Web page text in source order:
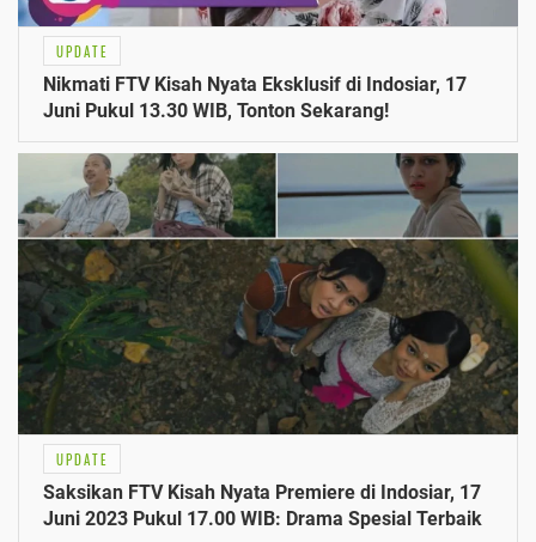
UPDATE
Nikmati FTV Kisah Nyata Eksklusif di Indosiar, 17
Juni Pukul 13.30 WIB, Tonton Sekarang!
UPDATE
Saksikan FTV Kisah Nyata Premiere di Indosiar, 17
Juni 2023 Pukul 17.00 WIB: Drama Spesial Terbaik